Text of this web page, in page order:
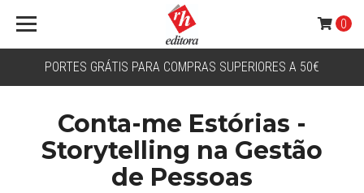
PORTES GRÁTIS PARA COMPRAS SUPERIORES A 50€
0
Conta-me Estórias -
Storytelling na Gestão
de Pessoas